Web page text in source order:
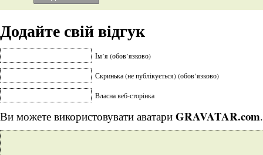
Додайте свій відгук
Ім’я (обов’язково)
Скринька (не публікується) (обов’язково)
Власна веб-сторінка
Ви можете використовувати аватари GRAVATAR.com.